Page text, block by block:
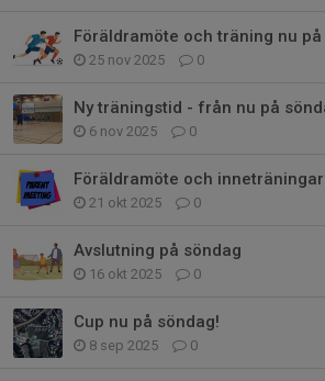
Föräldramöte och träning nu
25 nov 2025 0
Ny träningstid - från nu på
6 nov 2025 0
Föräldramöte och
21 okt 2025 0
Avslutning på söndag
16 okt 2025 0
Cup nu på söndag!
8 sep 2025 0